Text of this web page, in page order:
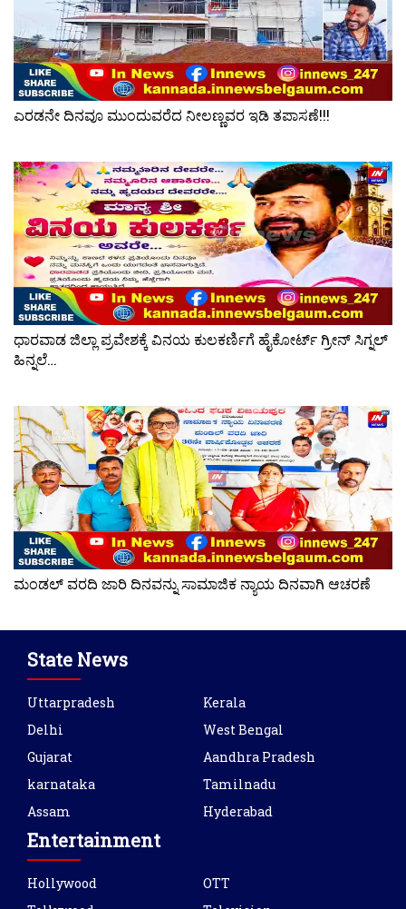
ಎರಡನೇ ದಿನವೂ ಮುಂದುವರೆದ ನೀಲಣ್ಣವರ ಇಡಿ ತಪಾಸಣೆ!!!
ಧಾರವಾಡ ಜಿಲ್ಲಾ ಪ್ರವೇಶಕ್ಕೆ ವಿನಯ ಕುಲಕರ್ಣಿಗೆ ಹೈಕೋರ್ಟ್ ಗ್ರೀನ್ ಸಿಗ್ನಲ್
ಹಿನ್ನಲೆ…
ಮಂಡಲ್ ವರದಿ ಜಾರಿ ದಿನವನ್ನು ಸಾಮಾಜಿಕ ನ್ಯಾಯ ದಿನವಾಗಿ ಆಚರಣೆ
State News
Uttarpradesh
Delhi
Gujarat
karnataka
Assam
Kerala
West Bengal
Aandhra Pradesh
Tamilnadu
Hyderabad
Entertainment
Hollywood
OTT